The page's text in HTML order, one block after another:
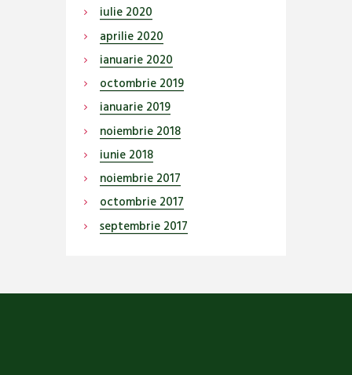
iulie 2020
aprilie 2020
ianuarie 2020
octombrie 2019
ianuarie 2019
noiembrie 2018
iunie 2018
noiembrie 2017
octombrie 2017
septembrie 2017